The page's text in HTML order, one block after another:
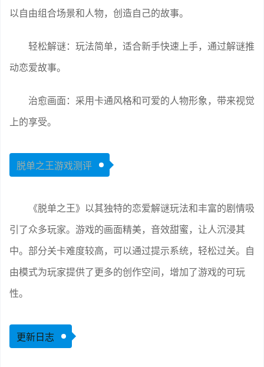
以自由组合场景和人物，创造自己的故事。
轻松解谜：玩法简单，适合新手快速上手，通过解谜推
动恋爱故事。
治愈画面：采用卡通风格和可爱的人物形象，带来视觉
上的享受。
脱单之王游戏测评
《脱单之王》以其独特的恋爱解谜玩法和丰富的剧情吸
引了众多玩家。游戏的画面精美，音效甜蜜，让人沉浸其
中。部分关卡难度较高，可以通过提示系统，轻松过关。自
由模式为玩家提供了更多的创作空间，增加了游戏的可玩
性。
更新日志